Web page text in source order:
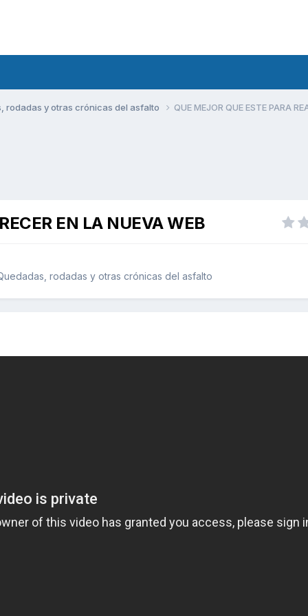
rodadas y otras crónicas del asfalto QUE MEJOR QUE ESTE PARA
EN LA NUEVA WEB
rodadas y otras crónicas del asfalto